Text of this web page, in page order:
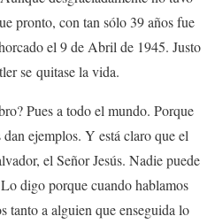
pronto, con tan sólo 39 años fue
el 9 de Abril de 1945. Justo
se quitase la vida.
Pues a todo el mundo. Porque
ejemplos. Y está claro que el
el Señor Jesús. Nadie puede
digo porque cuando hablamos
tanto a alguien que enseguida lo